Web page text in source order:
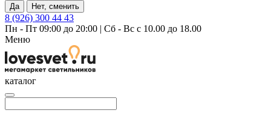
Да Нет, сменить
8 (926) 300 44 43
Пн - Пт 09:00 до 20:00 | Сб - Вс с 10.00 до 18.00
Меню
каталог